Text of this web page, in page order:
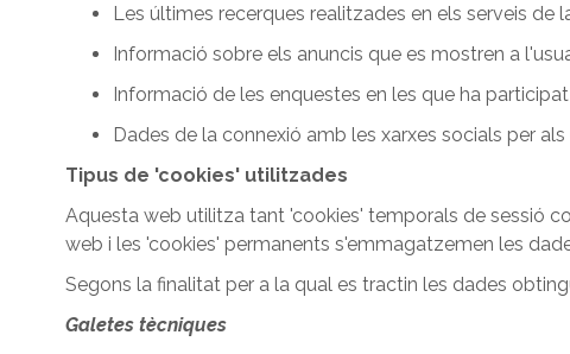
Les últimes recerques realitzades en els serveis
Informació sobre els anuncis que es mostren a
Informació de les enquestes en les que ha participat
Dades de la connexió amb les xarxes socials per
Tipus de 'cookies' utilitzades
Aquesta web utilitza tant 'cookies' temporals de sessió
web i les 'cookies' permanents s'emmagatzemen les
Segons la finalitat per a la qual es tractin les dades
Galetes tècniques